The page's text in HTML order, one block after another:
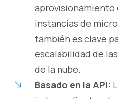
aprovisionamiento
instancias de
también es clave
escalabilidad de
de la nube.
Basado en la API: